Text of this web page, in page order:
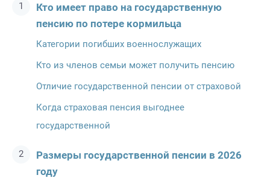
Кто имеет право на государственную
пенсию по потере кормильца
Категории погибших военнослужащих
Кто из членов семьи может получить пенсию
Отличие государственной пенсии от страховой
Когда страховая пенсия выгоднее
государственной
Размеры государственной пенсии в 2026
году